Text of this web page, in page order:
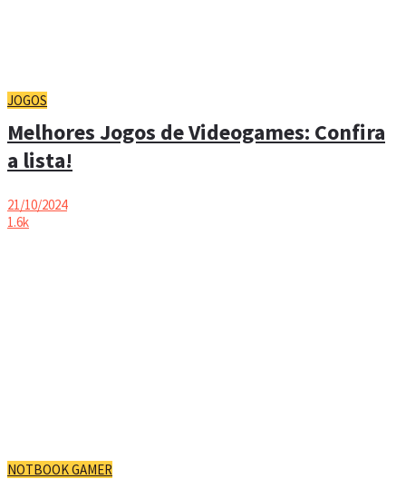
JOGOS
Melhores Jogos de Videogames: Confira
a lista!
21/10/2024
1.6k
NOTBOOK GAMER